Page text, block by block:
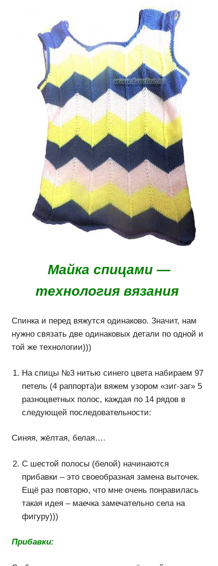
Майка спицами —
технология вязания
Спинка и перед вяжутся одинаково. Значит, нам
нужно связать две одинаковых детали по одной и
той же технологии)))
На спицы №3 нитью синего цвета набираем 97
петель (4 раппорта)и вяжем узором «зиг-заг» 5
разноцветных полос, каждая по 14 рядов в
следующей последовательности:
Синяя, жёлтая, белая….
С шестой полосы (белой) начинаются
прибавки – это своеобразная замена выточек.
Ещё раз повторю, что мне очень понравилась
такая идея – маечка замечательно села на
фигуру)))
Прибавки: